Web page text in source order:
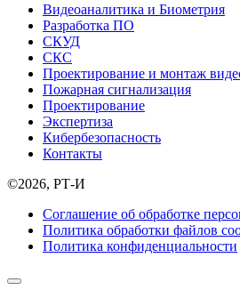
Видеоаналитика и Биометрия
Разработка ПО
СКУД
СКС
Проектирование и монтаж
Пожарная сигнализация
Проектирование
Экспертиза
Кибербезопасность
Контакты
©2026, РТ-И
Соглашение об обработке
Политика обработки файлов
Политика конфиденциальности